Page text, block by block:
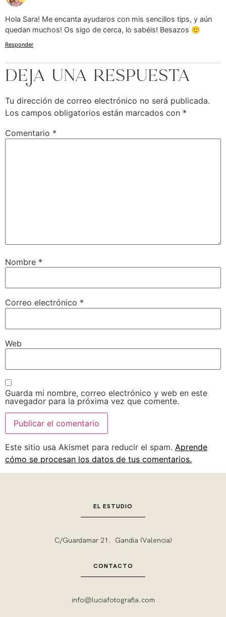
Hola Sara! Me encanta ayudaros con mis sencillos tips, y aún
quedan muchos! Os sigo de cerca, lo sabéis! Besazos 🙂
Responder
Deja una respuesta
Tu dirección de correo electrónico no será publicada.
Los campos obligatorios están marcados con *
Comentario *
Nombre *
Correo electrónico *
Web
Guarda mi nombre, correo electrónico y web en este
navegador para la próxima vez que comente.
Este sitio usa Akismet para reducir el spam. Aprende
cómo se procesan los datos de tus comentarios.
EL ESTUDIO
C/Guardamar 21. Gandia (Valencia)
CONTACTO
info@luciafotografia.com